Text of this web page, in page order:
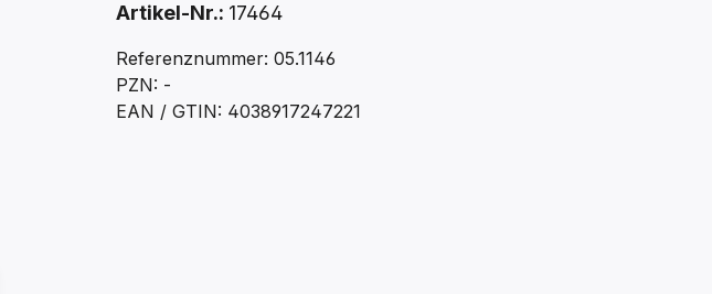
Artikel-Nr.: 17464
Referenznummer: 05.1146
PZN: -
EAN / GTIN: 4038917247221